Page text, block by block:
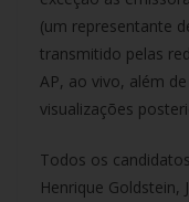
(um representante
transmitido pelas
AP, ao vivo, além
visualizações
Todos os
Henrique Goldstein,